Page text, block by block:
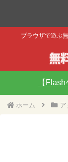
ブラウザで遊ぶ
【
ホーム ア